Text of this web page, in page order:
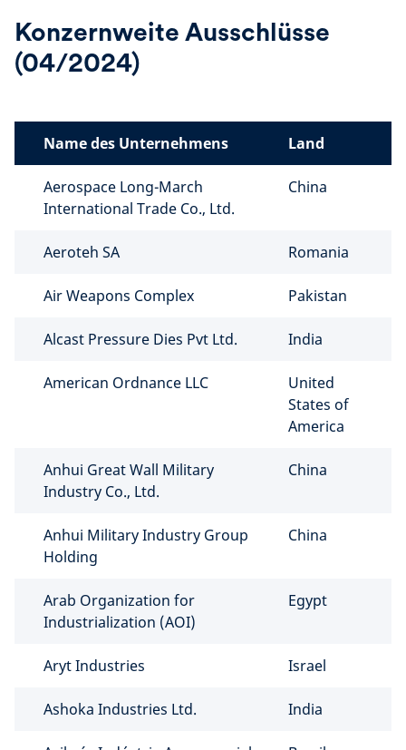
Konzernweite Ausschlüsse
(04/2024)
Name des Unternehmens Land
Aerospace Long-March
International Trade Co., Ltd.
China
Aeroteh SA Romania
Air Weapons Complex Pakistan
Alcast Pressure Dies Pvt Ltd. India
American Ordnance LLC
United
States of
America
Anhui Great Wall Military
Industry Co., Ltd.
China
Anhui Military Industry Group
Holding
China
Arab Organization for
Industrialization (AOI)
Egypt
Aryt Industries Israel
Ashoka Industries Ltd. India